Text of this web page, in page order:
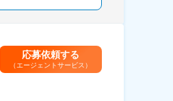
応募依頼する
（エージェントサービス）